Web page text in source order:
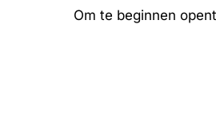
Om te beginnen